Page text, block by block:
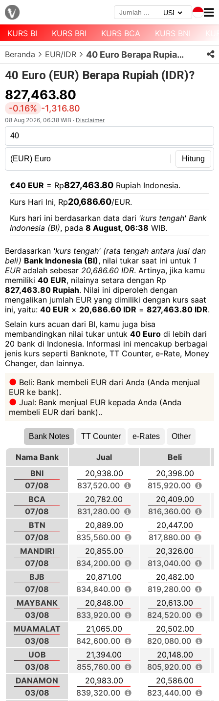
Menu
Halaman
Depan
Daftar
Mata
Uang
Daftar
Kurs
Bank
KURS BI KURS BRI KURS BCA KURS BNI
Beranda EUR/IDR 40 Euro Berapa Rupiah?
40 Euro (EUR) Berapa Rupiah (IDR)?
827,463.80
-0.16% -1,316.80
08 Aug 2026, 06:38 WIB · Disclaimer
Hitung
€40 EUR = Rp827,463.80 Rupiah Indonesia.
Kurs Hari Ini, Rp20,686.60/EUR.
Kurs hari ini berdasarkan data dari 'kurs tengah' Bank
Indonesia (BI), pada 8 August, 06:38 WIB.
Berdasarkan 'kurs tengah' (rata tengah antara jual dan
beli) Bank Indonesia (BI), nilai tukar saat ini untuk 1
EUR adalah sebesar 20,686.60 IDR. Artinya, jika kamu
memiliki 40 EUR, nilainya setara dengan Rp
827,463.80 Rupiah. Nilai ini diperoleh dengan
mengalikan jumlah EUR yang dimiliki dengan kurs saat
ini, yaitu: 40 EUR × 20,686.60 IDR = 827,463.80 IDR.
Selain kurs acuan dari BI, kamu juga bisa
membandingkan nilai tukar untuk 40 Euro di lebih dari
20 bank di Indonesia. Informasi ini mencakup berbagai
jenis kurs seperti Banknote, TT Counter, e-Rate, Money
Changer, dan lainnya.
Beli: Bank membeli EUR dari Anda (Anda menjual
EUR ke bank).
Jual: Bank menjual EUR kepada Anda (Anda
membeli EUR dari bank)..
Bank Notes TT Counter e-Rates Other
Nama Bank Jual
Beli
BNI
07/08
20,938.00
837,520.00
20,398.00
815,920.00
BCA
07/08
20,782.00
831,280.00
20,409.00
816,360.00
BTN
07/08
20,889.00
835,560.00
20,447.00
817,880.00
MANDIRI
07/08
20,855.00
834,200.00
20,326.00
813,040.00
BJB
07/08
20,871.00
834,840.00
20,482.00
819,280.00
MAYBANK
03/08
20,848.00
833,920.00
20,613.00
824,520.00
MUAMALAT
03/08
21,065.00
842,600.00
20,502.00
820,080.00
UOB
03/08
21,394.00
855,760.00
20,148.00
805,920.00
DANAMON
03/08
20,983.00
839,320.00
20,586.00
823,440.00